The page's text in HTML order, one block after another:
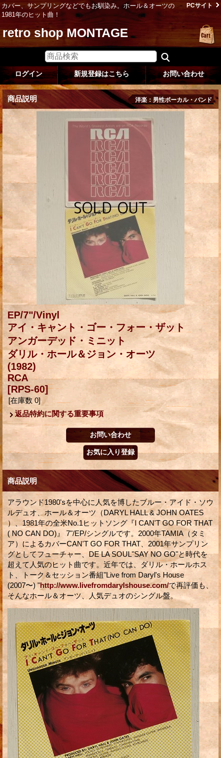
カバー、サンプリングなどでもお馴染み。ホール＆オーツの
1981年のヒット曲！
PCサイト
retro shop MONTAGE
ログイン 新規登録はこちら お問い合わせ
商品説明 洋楽：男性ボーカル・バンド
EP/7"/Vinyl
アイ・キャント・ゴー・フォー・ザット
アンガーデッド・ミニット
ダリル・ホール＆ジョン・オーツ
(1982)
RCA
[RPS-60]
[在庫数 0]
返品特約に関する重要事項
商品説明
アラウンド1980'sを中心に人気を博したブルー・アイド・ソウ
ルデュオ、ホール＆オーツ（DARYL HALL & JOHN OATES
）、1981年の全米No.1ヒットソング『I CAN'T GO FOR THAT
( NO CAN DO)』 7"/EP/シングルです。2000年TAMIA（タミ
ア）によるカバーCAN'T GO FOR THAT、2001年サンプリン
グとしてフューチャー、DE LA SOUL"SAY NO GO"と時代を
超えて人気のヒット曲です。近年では、ダリル・ホールホス
ト、トーク＆セッション番組"Live from Daryl's House
(2007〜) "http://www.livefromdarylshouse.com/で再評価も、
そんなホール＆オーツ、人気デュオのシングル盤。